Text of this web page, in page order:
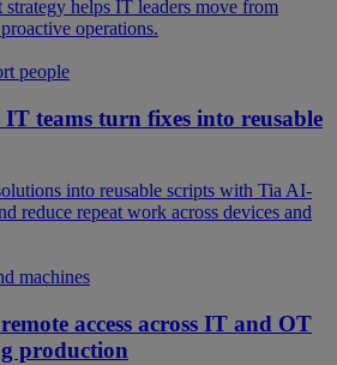
helps IT leaders move from
operations.
people
teams turn fixes into reusable
into reusable scripts with Tia AI-
reduce repeat work across devices and
machines
access across IT and OT
production